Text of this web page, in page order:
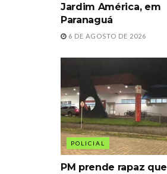
Jardim América, em
Paranaguá
6 DE AGOSTO DE 2026
POLICIAL
PM prende rapaz que